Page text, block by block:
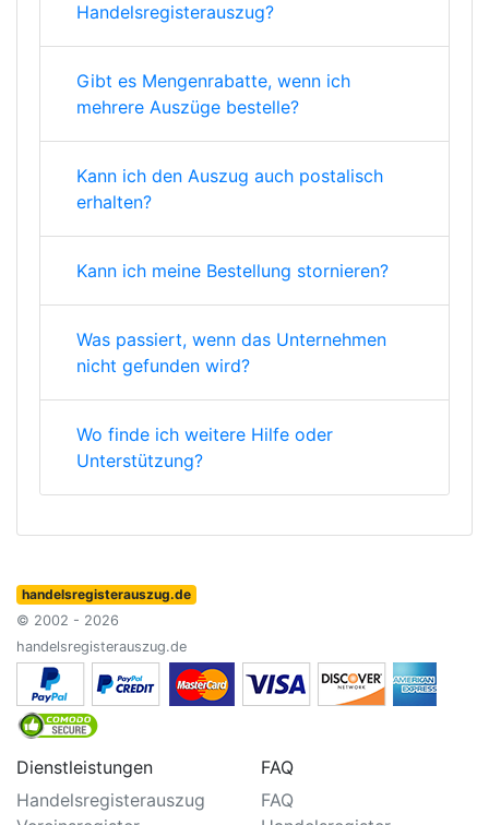
Handelsregisterauszug?
Gibt es Mengenrabatte, wenn ich
mehrere Auszüge bestelle?
Kann ich den Auszug auch postalisch
erhalten?
Kann ich meine Bestellung stornieren?
Was passiert, wenn das Unternehmen
nicht gefunden wird?
Wo finde ich weitere Hilfe oder
Unterstützung?
handelsregisterauszug.de
© 2002 - 2026
handelsregisterauszug.de
Dienstleistungen
Handelsregisterauszug
FAQ
FAQ